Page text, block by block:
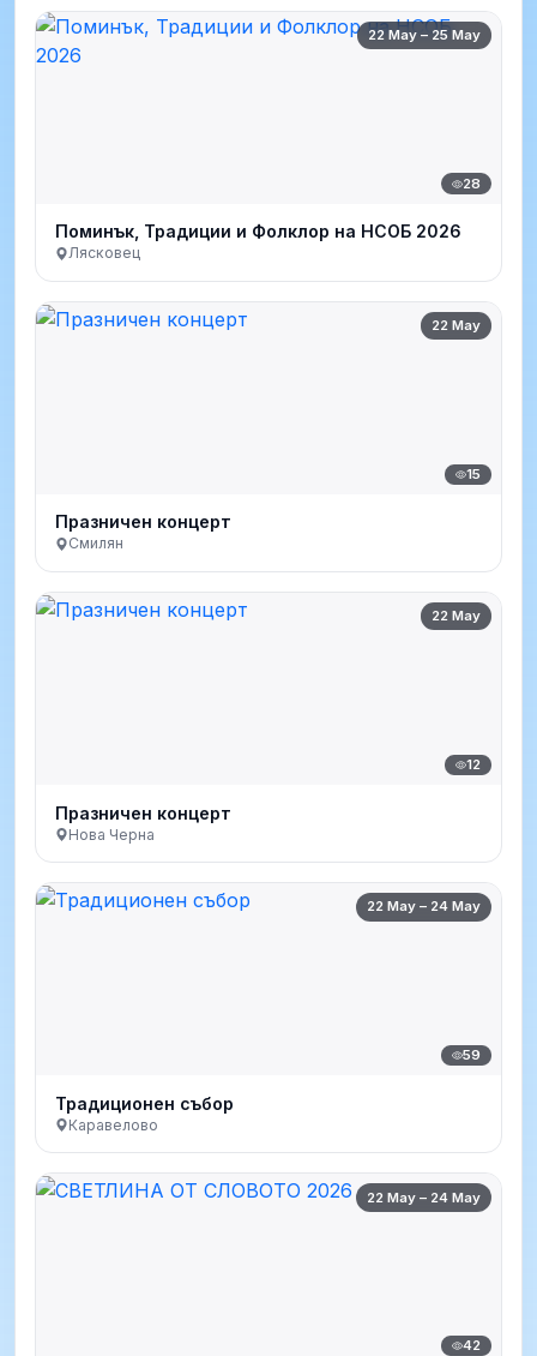
22 May – 25 May
28
Поминък, Традиции и Фолклор на НСОБ 2026
Лясковец
22 May
15
Празничен концерт
Смилян
22 May
12
Празничен концерт
Нова Черна
22 May – 24 May
59
Традиционен събор
Каравелово
22 May – 24 May
42